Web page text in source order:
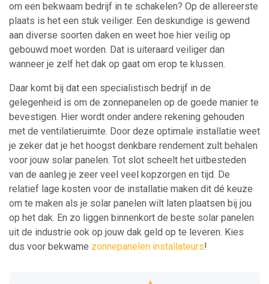
om een bekwaam bedrijf in te schakelen? Op de allereerste
plaats is het een stuk veiliger. Een deskundige is gewend
aan diverse soorten daken en weet hoe hier veilig op
gebouwd moet worden. Dat is uiteraard veiliger dan
wanneer je zelf het dak op gaat om erop te klussen.
Daar komt bij dat een specialistisch bedrijf in de
gelegenheid is om de zonnepanelen op de goede manier te
bevestigen. Hier wordt onder andere rekening gehouden
met de ventilatieruimte. Door deze optimale installatie weet
je zeker dat je het hoogst denkbare rendement zult behalen
voor jouw solar panelen. Tot slot scheelt het uitbesteden
van de aanleg je zeer veel veel kopzorgen en tijd. De
relatief lage kosten voor de installatie maken dit dé keuze
om te maken als je solar panelen wilt laten plaatsen bij jou
op het dak. En zo liggen binnenkort de beste solar panelen
uit de industrie ook op jouw dak geld op te leveren. Kies
dus voor bekwame zonnepanelen installateurs!